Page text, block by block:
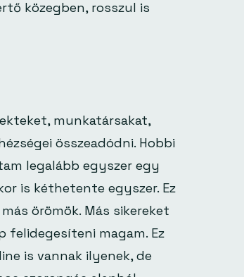
közegben, rosszul is
munkatársakat,
összeadódni. Hobbi
legalább egyszer egy
is kéthetente egyszer. Ez
örömök. Más sikereket
felidegesíteni magam. Ez
is vannak ilyenek, de